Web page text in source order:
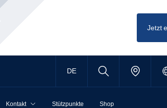
Jetzt
DE
Kontakt Stützpunkte Shop